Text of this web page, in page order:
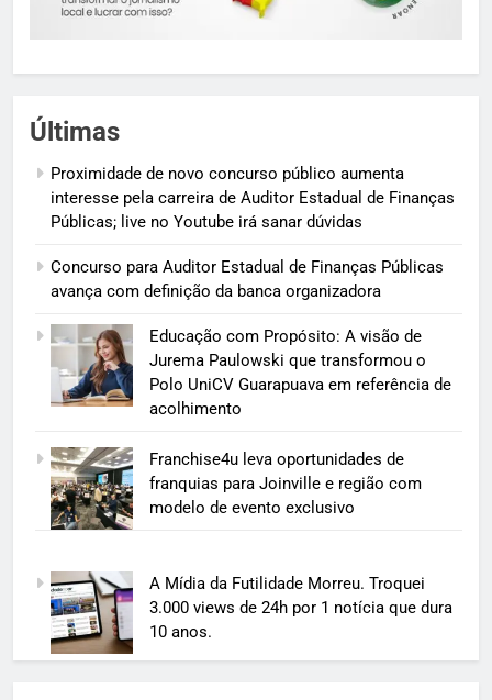
Últimas
Proximidade de novo concurso público aumenta
interesse pela carreira de Auditor Estadual de Finanças
Públicas; live no Youtube irá sanar dúvidas
Concurso para Auditor Estadual de Finanças Públicas
avança com definição da banca organizadora
Educação com Propósito: A visão de
Jurema Paulowski que transformou o
Polo UniCV Guarapuava em referência de
acolhimento
Franchise4u leva oportunidades de
franquias para Joinville e região com
modelo de evento exclusivo
A Mídia da Futilidade Morreu. Troquei
3.000 views de 24h por 1 notícia que dura
10 anos.